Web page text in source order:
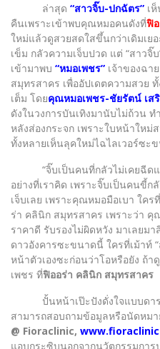
ล่าสุด “สาวจิ๊บ-ปกฉัตร” เ
คืนเพราะเข้าพบคุณหมอคนดังที่ฟิ
ใหม่แล้วดูสวยสดใสขึ้นกว่าเดิมเย
เข็ม กลัวความเจ็บปวด แต่ “สาวจิ๊
เข้ามาพบ “หมอเพชร” เจ้าของฉา
สมุทรสาคร เพื่ออัปเดตความสวย
เต็ม โดยคุณหมอเพชร-ชัยรัตน์ เส
ดังในวงการบันเทิงมานับไม่ถ้วน ท
หลังส่องกระจก เพราะใบหน้าให
ทั้งหลายเห็นลุคใหม่ไฉไลเวอร์ซะ
“จิ๊บเป็นคนที่กลัวไม่เคยฉีดแบ
อย่างที่เราคิด เพราะจิ๊บเป็นคนขี้
เจ็บเลย เพราะคุณหมอมือเบา ใค
ร่า คลินิก สมุทรสาคร เพราะว่า
ราคาดี รับรองไม่ผิดหวัง มาเลยม
ดาวอังคารซะขนาดนี้ ใครที่เม้าท์
หน้าตัวเองซะก่อนว่าโอหรือยัง ถ้า
เพชร ที่ฟิออร่า คลินิก สมุทรสาคร
ปั้นหน้าเป๊ะปังดั่งใจแบบดารา
สามารถสอบถามข้อมูลหรือนัดหมา
@ Fioraclinic,
แอบกระซิบนอกจากนวัตกรรมกา